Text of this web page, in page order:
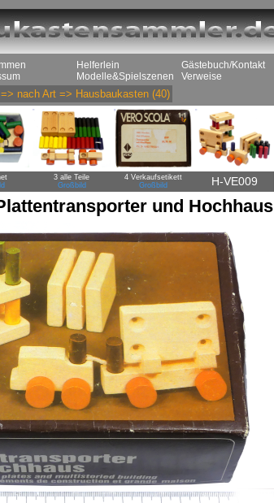
Helferlein
Modelle&Spielszenen
Gästebuch/Kontakt
Verweise
=> nach Art => Hausbaukasten (40)
3 alle Teile
Großbild
4 Verkaufsetikett
Großbild
H-VE009
und Hochhaus